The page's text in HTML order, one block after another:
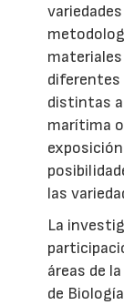
diferentes
distintas
marítima
las
La
áreas de
de